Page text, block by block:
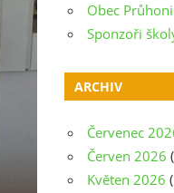
Obec
Sponzoři
ARCHIV
Červenec
Červen 2026
Květen 2026